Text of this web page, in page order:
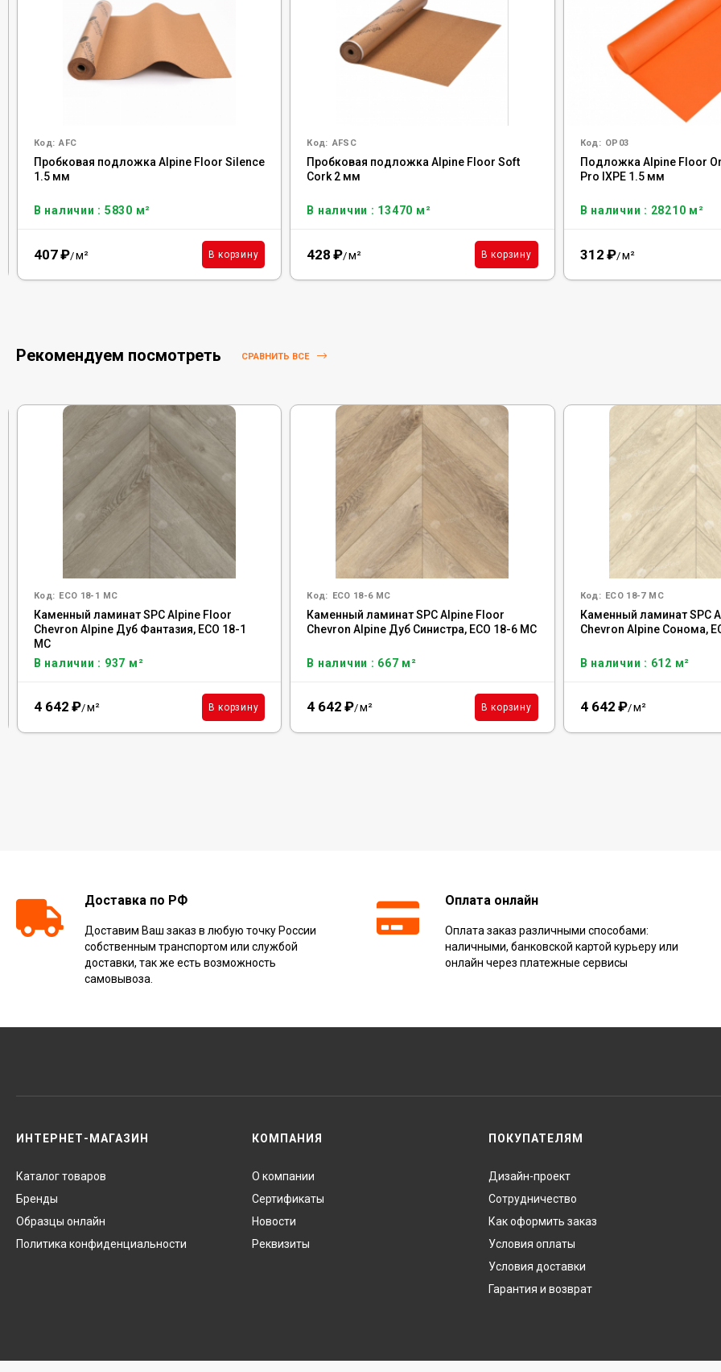
Код: AFC
Пробковая подложка Alpine Floor Silence
1.5 мм
В наличии : 5830 м²
407₽/м² В корзину
Код: AFSC
Пробковая подложка Alpine Floor Soft
Cork 2 мм
В наличии : 13470 м²
428 ₽/м² В корзину
Код: OP03
Подложка Alpine Floor
Pro IXPE 1.5 мм
В наличии : 28210 м²
312 ₽/м²
Рекомендуем посмотреть СРАВНИТЬ ВСЕ
Код: ECO 18-1 MC
Каменный ламинат SPC Alpine Floor
Chevron Alpine Дуб Фантазия, ECO 18-1
MC
В наличии : 937 м²
4 642 ₽/м² В корзину
Код: ECO 18-6 MC
Каменный ламинат SPC Alpine Floor
Chevron Alpine Дуб Синистра, ECO 18-6 MC
В наличии : 667 м²
4 642 ₽/м² В корзину
Код: ECO 18-7 MC
Каменный ламинат SPC
Chevron Alpine Сонома,
В наличии : 612 м²
4 642 ₽/м²
Доставка по РФ
Доставим Ваш заказ в любую точку России
собственным транспортом или службой
доставки, так же есть возможность
самовывоза.
Оплата онлайн
Оплата заказ различными способами:
наличными, банковской картой курьеру или
онлайн через платежные сервисы
ИНТЕРНЕТ-МАГАЗИН
Каталог товаров
Бренды
Образцы онлайн
Политика конфиденциальности
КОМПАНИЯ
О компании
Сертификаты
Новости
Реквизиты
ПОКУПАТЕЛЯМ
Дизайн-проект
Сотрудничество
Как оформить заказ
Условия оплаты
Условия доставки
Гарантия и возврат